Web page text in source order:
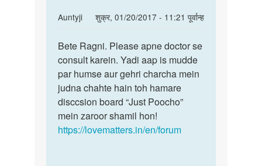
Auntyji
शुक्र, 01/20/2017 - 11:21 पूर्वान्ह
In
to
mam
mare
2month
chal
raha
hai
Bete
Ragni.
Please
apne
Bete Ragni. Please apne doctor se
consult karein. Yadi aap is mudde
par humse aur gehri charcha mein
judna chahte hain toh hamare
disccsion board “Just Poocho”
mein zaroor shamil hon!
https://lovematters.in/en/forum